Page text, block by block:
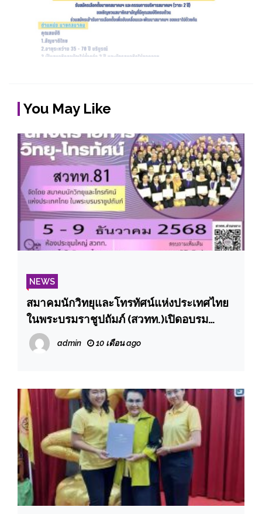
You May Like
NEWS
สมาคมนักวิทยุและโทรทัศน์แห่งประเทศไทย
ในพระบรมราชูปถัมภ์ (สวทท.)เปิดอบรม
หลักสูตร นักจัดรายการวิทยุและโทรทัศน์ รุ่นที่
81ระหว่างวันที่ 5 – 9 ธันวาคม 2568 (รวม 5
admin 10 เดือน ago